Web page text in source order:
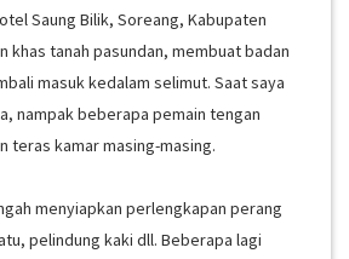
Saung Bilik, Soreang, Kabupaten
khas tanah pasundan, membuat badan
masuk kedalam selimut. Saat saya
nampak beberapa pemain tengan
teras kamar masing-masing.
menyiapkan perlengkapan perang
pelindung kaki dll. Beberapa lagi